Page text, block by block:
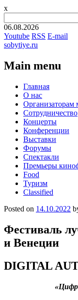
x
06.08.2026
Youtube RSS E-mail
sobytiye.ru
Main menu
Skip
content
Главная
О нас
Организаторам
Сотрудничество
Концерты
Конференции
Выставки
Форумы
Спектакли
Премьеры
Food
Туризм
Сlassified
Posted on 14.10.2022
Фестиваль
и Венеции
DIGITAL